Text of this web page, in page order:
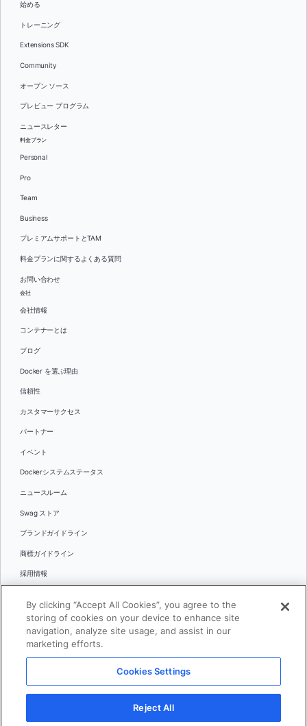
始める
トレーニング
Extensions SDK
Community
オープン ソース
プレビュー プログラム
ニュースレター
料金プラン
Personal
Pro
Team
Business
プレミアムサポートとTAM
料金プランに関するよくある質問
お問い合わせ
会社
会社情報
コンテナーとは
ブログ
Docker を選ぶ理由
信頼性
カスタマーサクセス
パートナー
イベント
Dockerシステムステータス
ニュースルーム
Swag ストア
ブランドガイドライン
商標ガイドライン
採用情報
言語
日本語
© 2026 Docker Inc.全著作権所有
利用規約(英語)
プライバシー
By clicking “Accept All Cookies”, you agree to the
storing of cookies on your device to enhance site
navigation, analyze site usage, and assist in our
marketing efforts.
Cookies Settings
Reject All